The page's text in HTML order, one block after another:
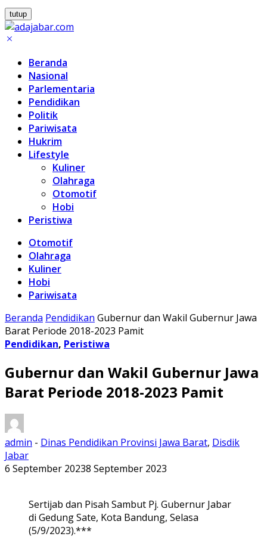
tutup
Beranda
Nasional
Parlementaria
Pendidikan
Politik
Pariwisata
Hukrim
Lifestyle
Kuliner
Olahraga
Otomotif
Hobi
Peristiwa
Otomotif
Olahraga
Kuliner
Hobi
Pariwisata
Beranda Pendidikan Gubernur dan Wakil Gubernur Jawa
Barat Periode 2018-2023 Pamit
Pendidikan, Peristiwa
Gubernur dan Wakil Gubernur Jawa
Barat Periode 2018-2023 Pamit
admin - Dinas Pendidikan Provinsi Jawa Barat, Disdik
Jabar
6 September 20238 September 2023
Sertijab dan Pisah Sambut Pj. Gubernur Jabar
di Gedung Sate, Kota Bandung, Selasa
(5/9/2023).***